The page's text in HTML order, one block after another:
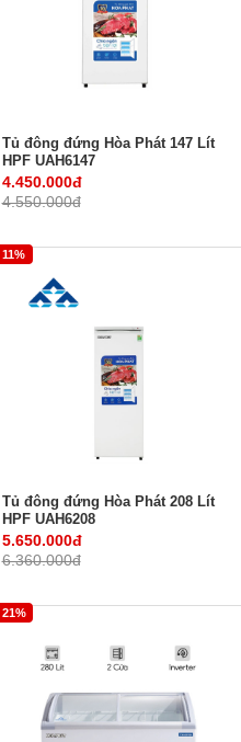
Tủ đông đứng Hòa Phát 147 Lít
HPF UAH6147
4.450.000đ
4.550.000đ
11%
Tủ đông đứng Hòa Phát 208 Lít
HPF UAH6208
5.650.000đ
6.360.000đ
21%